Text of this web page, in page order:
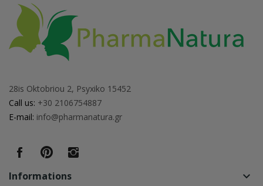
28is Oktobriou 2, Psyxiko 15452
Call us: +30 2106754887
E-mail: info@pharmanatura.gr
Informations keyboard_arrow_down